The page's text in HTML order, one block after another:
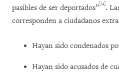
pasibles de ser deportados”[14].
corresponden a ciudadanos
Hayan sido condenados
Hayan sido acusados de